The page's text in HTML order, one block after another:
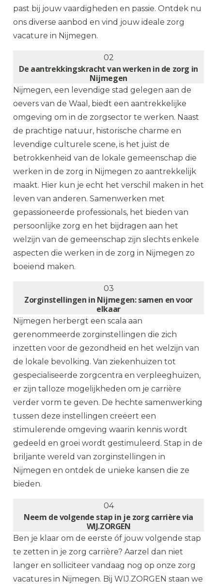
past bij jouw vaardigheden en passie. Ontdek nu
ons diverse aanbod en vind jouw ideale zorg
vacature in Nijmegen.
02
De aantrekkingskracht van werken in de zorg in
Nijmegen
Nijmegen, een levendige stad gelegen aan de
oevers van de Waal, biedt een aantrekkelijke
omgeving om in de zorgsector te werken. Naast
de prachtige natuur, historische charme en
levendige culturele scene, is het juist de
betrokkenheid van de lokale gemeenschap die
werken in de zorg in Nijmegen zo aantrekkelijk
maakt. Hier kun je echt het verschil maken in het
leven van anderen. Samenwerken met
gepassioneerde professionals, het bieden van
persoonlijke zorg en het bijdragen aan het
welzijn van de gemeenschap zijn slechts enkele
aspecten die werken in de zorg in Nijmegen zo
boeiend maken.
03
Zorginstellingen in Nijmegen: samen en voor
elkaar
Nijmegen herbergt een scala aan
gerenommeerde zorginstellingen die zich
inzetten voor de gezondheid en het welzijn van
de lokale bevolking. Van ziekenhuizen tot
gespecialiseerde zorgcentra en verpleeghuizen,
er zijn talloze mogelijkheden om je carrière
verder vorm te geven. De hechte samenwerking
tussen deze instellingen creëert een
stimulerende omgeving waarin kennis wordt
gedeeld en groei wordt gestimuleerd. Stap in de
briljante wereld van zorginstellingen in
Nijmegen en ontdek de unieke kansen die ze
bieden.
04
Neem de volgende stap in je zorg carrière via
WIJ.ZORGEN
Ben je klaar om de eerste óf jouw volgende stap
te zetten in je zorg carrière? Aarzel dan niet
langer en solliciteer vandaag nog op onze zorg
vacatures in Nijmegen. Bij WIJ.ZORGEN staan we